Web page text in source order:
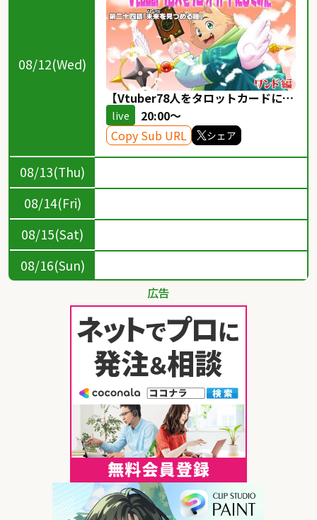
08/12(Wed)
【Vtuber78人をタロットカードにし
てみた】第二十四話「ワンド２：未
来を見つめる瞳」ワンド編【お絵描
き配信】
live
20:00～
Copy Sub URL
シェア
08/13(Thu)
08/14(Fri)
08/15(Sat)
08/16(Sun)
広告